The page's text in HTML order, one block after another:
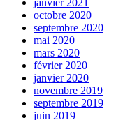
janvier 2021
octobre 2020
septembre 2020
mai 2020
mars 2020
février 2020
janvier 2020
novembre 2019
septembre 2019
juin 2019